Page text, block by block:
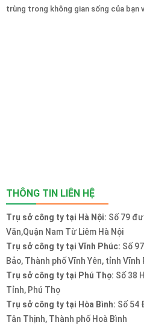
trùng trong không gian sống của bạn
THÔNG TIN LIÊN HỆ
Trụ sở công ty tại Hà Nội: Số 79
Văn,Quận Nam Từ Liêm Hà Nội
Trụ sở công ty tại Vĩnh Phúc: Số
Bảo, Thành phố Vĩnh Yên, tỉnh Vĩnh
Trụ sở công ty tại Phú Thọ: Số 38
Tỉnh, Phú Thọ
Trụ sở công ty tại Hòa Bình: Số 54
Tân Thịnh, Thành phố Hoà Bình